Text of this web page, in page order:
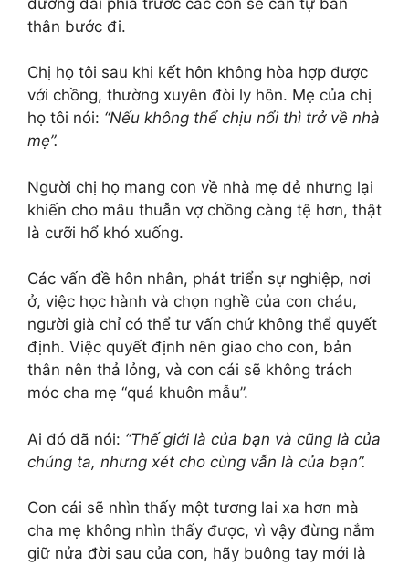
thân bước đi.
Chị họ tôi sau khi kết hôn không hòa hợp được
với chồng, thường xuyên đòi ly hôn. Mẹ của chị
họ tôi nói: “Nếu không thể chịu nổi thì trở về nhà
mẹ”.
Người chị họ mang con về nhà mẹ đẻ nhưng lại
khiến cho mâu thuẫn vợ chồng càng tệ hơn, thật
là cưỡi hổ khó xuống.
Các vấn đề hôn nhân, phát triển sự nghiệp, nơi
ở, việc học hành và chọn nghề của con cháu,
người già chỉ có thể tư vấn chứ không thể quyết
định. Việc quyết định nên giao cho con, bản
thân nên thả lỏng, và con cái sẽ không trách
móc cha mẹ “quá khuôn mẫu”.
Ai đó đã nói: “Thế giới là của bạn và cũng là của
chúng ta, nhưng xét cho cùng vẫn là của bạn”.
Con cái sẽ nhìn thấy một tương lai xa hơn mà
cha mẹ không nhìn thấy được, vì vậy đừng nắm
giữ nửa đời sau của con, hãy buông tay mới là